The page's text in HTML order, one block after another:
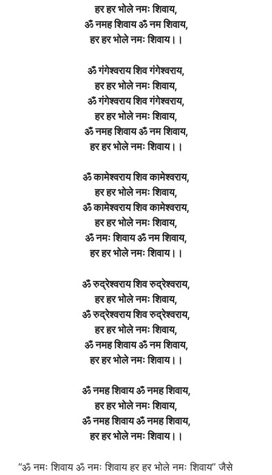
हर हर भोले नमः शिवाय,
ॐ नमह शिवाय ॐ नम शिवाय,
हर हर भोले नमः शिवाय।।
ॐ गंगेश्वराय शिव गंगेश्वराय,
हर हर भोले नमः शिवाय,
ॐ गंगेश्वराय शिव गंगेश्वराय,
हर हर भोले नमः शिवाय,
ॐ नमह शिवाय ॐ नम शिवाय,
हर हर भोले नमः शिवाय।।
ॐ कामेश्वराय शिव कामेश्वराय,
हर हर भोले नमः शिवाय,
ॐ कामेश्वराय शिव कामेश्वराय,
हर हर भोले नमः शिवाय,
ॐ नमः शिवाय ॐ नम शिवाय,
हर हर भोले नमः शिवाय।।
ॐ रुद्रेश्वराय शिव रुद्रेश्वराय,
हर हर भोले नमः शिवाय,
ॐ रुद्रेश्वराय शिव रुद्रेश्वराय,
हर हर भोले नमः शिवाय,
ॐ नमह शिवाय ॐ नम शिवाय,
हर हर भोले नमः शिवाय।।
ॐ नमह शिवाय ॐ नमह शिवाय,
हर हर भोले नमः शिवाय,
ॐ नमह शिवाय ॐ नमह शिवाय,
हर हर भोले नमः शिवाय।।
“ॐ नमः शिवाय ॐ नमः शिवाय हर हर भोले नमः शिवाय” जैसे